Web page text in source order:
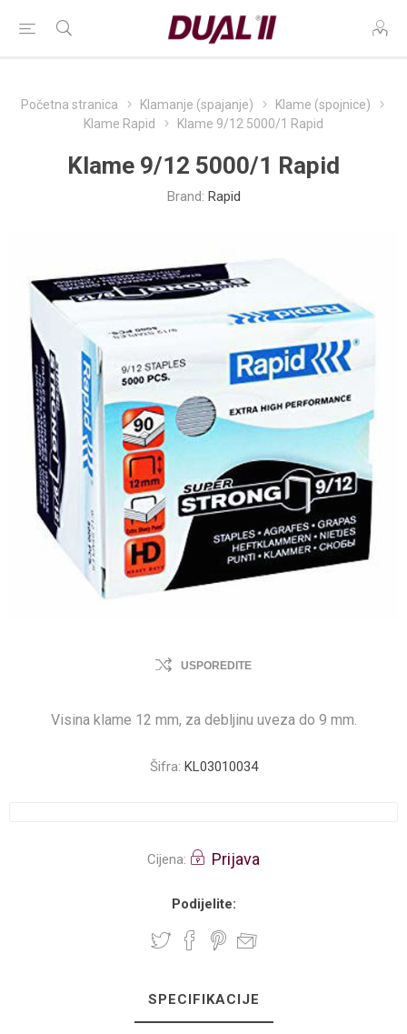
Početna stranica Klamanje (spajanje)
Klame (spojnice)
Klame Rapid
Klame 9/12 5000/1 Rapid
Klame 9/12 5000/1 Rapid
Brand: Rapid
USPOREDITE
Visina klame 12 mm, za debljinu uveza do 9 mm.
Šifra: KL03010034
Cijena: Prijava
Podijelite:
SPECIFIKACIJE